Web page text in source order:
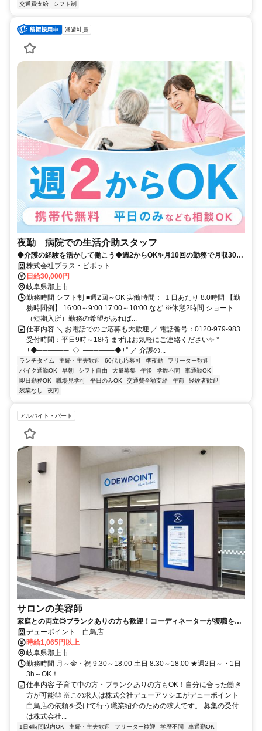
交通費支給
シフト制
派遣社員
夜勤 病院での生活介助スタッフ
◆介護の経験を活かして働こう◆週2からOK✨月10回の勤務で月収30万
以上！プラス・ピボット独自の福利厚生が多数！
株式会社プラス・ピボット
日給30,000円
岐阜県郡上市
勤務時間 シフト制 ■週2回～OK 実働時間： １日あたり 8.0時間 【勤
務時間例】 16:00～9:00 17:00～10:00 など ※休憩2時間 ショート
（短期入所）勤務の希望があれば...
仕事内容 ＼ お電話でのご応募も大歓迎 ／ 電話番号：0120-979-983
受付時間：平日9時～18時 まずはお気軽にご連絡ください✨ °
+◆──────･◇･──────◆+° ／ 介護の...
ランチタイム 主婦・主夫歓迎 60代も応募可 準夜勤
フリーター歓迎
バイク通勤OK
早朝 シフト自由 大量募集 午後 学歴不問
車通勤OK
即日勤務OK
職場見学可 平日のみOK 交通費全額支給 午前
経験者歓迎
残業なし
夜間
アルバイト・パート
サロンの美容師
家庭との両立◎ブランクありの方も歓迎！コーディネーターが復職をサ
ポートするのでミスマッチなし！ママさんスタイリストが全店舗で200
名以上活躍中！
デューポイント 白鳥店
時給1,065円以上
岐阜県郡上市
勤務時間 月～金・祝 9:30～18:00 土日 8:30～18:00 ★週2日～・1日
3h～OK！
仕事内容 子育て中の方・ブランクありの方もOK！自分に合った働き
方が可能◎ ※この求人は株式会社デューアソシエがデューポイント
白鳥店の依頼を受けて行う職業紹介のための求人です。 募集の受付
は株式会社...
1日4時間以内OK 主婦・主夫歓迎 フリーター歓迎 学歴不問
車通勤OK